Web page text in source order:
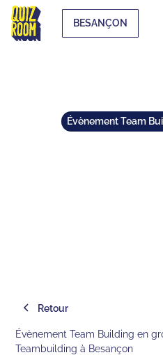
BESANÇON
Évènement Team
Retour
Évènement Team Building en
Teambuilding à Besançon